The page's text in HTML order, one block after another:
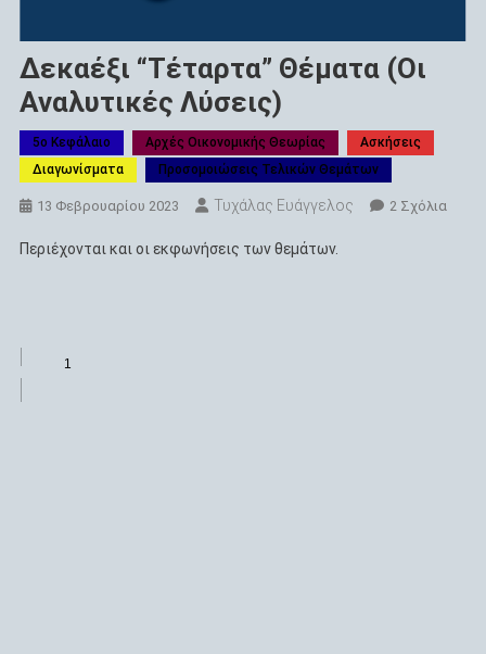
Δεκαέξι “Τέταρτα” Θέματα (Οι
Αναλυτικές Λύσεις)
5ο Κεφάλαιο Αρχές Οικονομικής Θεωρίας
Ασκήσεις
Διαγωνίσματα
Προσομοιώσεις Τελικών Θεμάτων
13 Φεβρουαρίου 2023 Τυχάλας Ευάγγελος 2 ΣχόλιαΣτο
Περιέχονται και οι εκφωνήσεις των θεμάτων.